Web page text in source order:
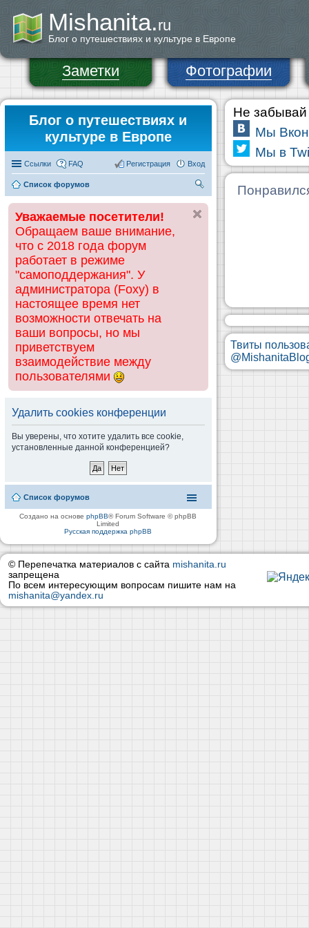
Mishanita.ru
Блог о путешествиях и культуре в Европе
Заметки Фотографии
Блог о путешествиях и
культуре в Европе
Ссылки FAQ Вход
Регистрация
Список форумов
ск
Уважаемые посетители!
Обращаем ваше внимание,
что с 2018 года форум
работает в режиме
"самоподдержания". У
администратора (Foxy) в
настоящее время нет
возможности отвечать на
ваши вопросы, но мы
приветствуем
взаимодействие между
пользователями
Удалить cookies конференции
Вы уверены, что хотите удалить все cookie,
установленные данной конференцией?
Список форумов
Создано на основеphpBB® Forum Software © phpBB
Limited
Русская поддержка phpBB
Не забывай
Мы
Мы в
Твиты
© Перепечатка материалов с сайта mishanita.ru
запрещена
По всем интересующим вопросам пишите нам на
mishanita@yandex.ru